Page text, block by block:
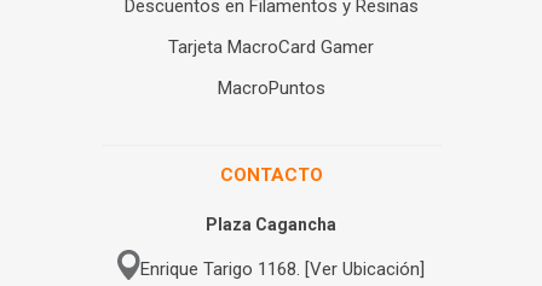
Descuentos en Filamentos y Resinas
Tarjeta MacroCard Gamer
MacroPuntos
CONTACTO
Plaza Cagancha
Enrique Tarigo 1168. [Ver Ubicación]